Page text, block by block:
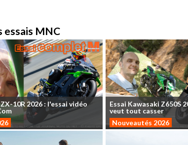
essais MNC
ZX-10R 2026 : l'essai vidéo
Essai Kawasaki Z650S
veut tout casser
Nouveautés 2026